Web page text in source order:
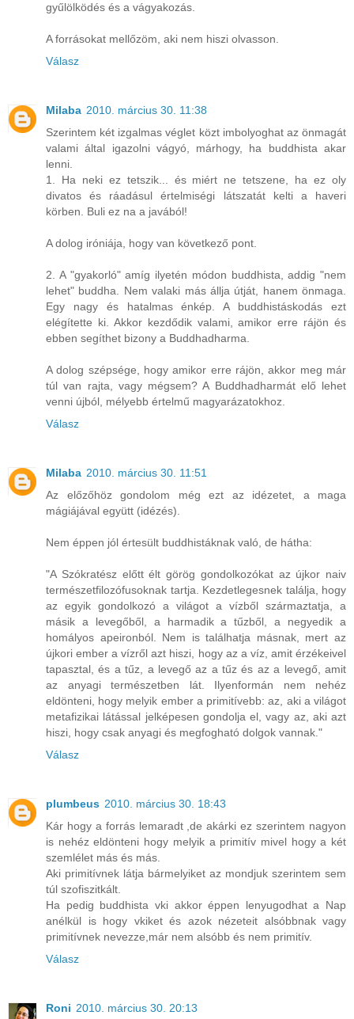
gyűlölködés és a vágyakozás.
A forrásokat mellőzöm, aki nem hiszi olvasson.
Válasz
Milaba 2010. március 30. 11:38
Szerintem két izgalmas véglet közt imbolyoghat az önmagát
valami által igazolni vágyó, márhogy, ha buddhista akar
lenni.
1. Ha neki ez tetszik... és miért ne tetszene, ha ez oly
divatos és ráadásul értelmiségi látszatát kelti a haveri
körben. Buli ez na a javából!
A dolog iróniája, hogy van következő pont.
2. A "gyakorló" amíg ilyetén módon buddhista, addig "nem
lehet" buddha. Nem valaki más állja útját, hanem önmaga.
Egy nagy és hatalmas énkép. A buddhistáskodás ezt
elégítette ki. Akkor kezdődik valami, amikor erre rájön és
ebben segíthet bizony a Buddhadharma.
A dolog szépsége, hogy amikor erre rájön, akkor meg már
túl van rajta, vagy mégsem? A Buddhadharmát elő lehet
venni újból, mélyebb értelmű magyarázatokhoz.
Válasz
Milaba 2010. március 30. 11:51
Az előzőhöz gondolom még ezt az idézetet, a maga
mágiájával együtt (idézés).
Nem éppen jól értesült buddhistáknak való, de hátha:
"A Szókratész előtt élt görög gondolkozókat az újkor naiv
természetfilozófusoknak tartja. Kezdetlegesnek találja, hogy
az egyik gondolkozó a világot a vízből származtatja, a
másik a levegőből, a harmadik a tűzből, a negyedik a
homályos apeironból. Nem is találhatja másnak, mert az
újkori ember a vízről azt hiszi, hogy az a víz, amit érzékeivel
tapasztal, és a tűz, a levegő az a tűz és az a levegő, amit
az anyagi természetben lát. Ilyenformán nem nehéz
eldönteni, hogy melyik ember a primitívebb: az, aki a világot
metafizikai látással jelképesen gondolja el, vagy az, aki azt
hiszi, hogy csak anyagi és megfogható dolgok vannak."
Válasz
plumbeus 2010. március 30. 18:43
Kár hogy a forrás lemaradt ,de akárki ez szerintem nagyon
is nehéz eldönteni hogy melyik a primitív mivel hogy a két
szemlélet más és más.
Aki primitívnek látja bármelyiket az mondjuk szerintem sem
túl szofiszitkált.
Ha pedig buddhista vki akkor éppen lenyugodhat a Nap
anélkül is hogy vkiket és azok nézeteit alsóbbnak vagy
primitívnek nevezze,már nem alsóbb és nem primitív.
Válasz
Roni 2010. március 30. 20:13